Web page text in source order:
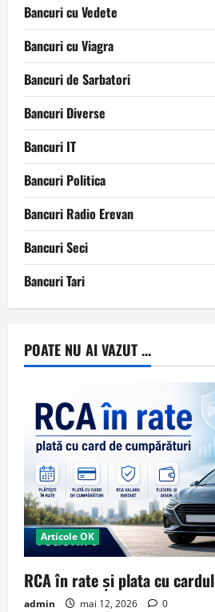
Bancuri cu Vedete
Bancuri cu Viagra
Bancuri de Sarbatori
Bancuri Diverse
Bancuri IT
Bancuri Politica
Bancuri Radio Erevan
Bancuri Seci
Bancuri Tari
POATE NU AI VAZUT ...
Articole OK
RCA în rate și plata cu cardul
admin mai 12, 2026 0